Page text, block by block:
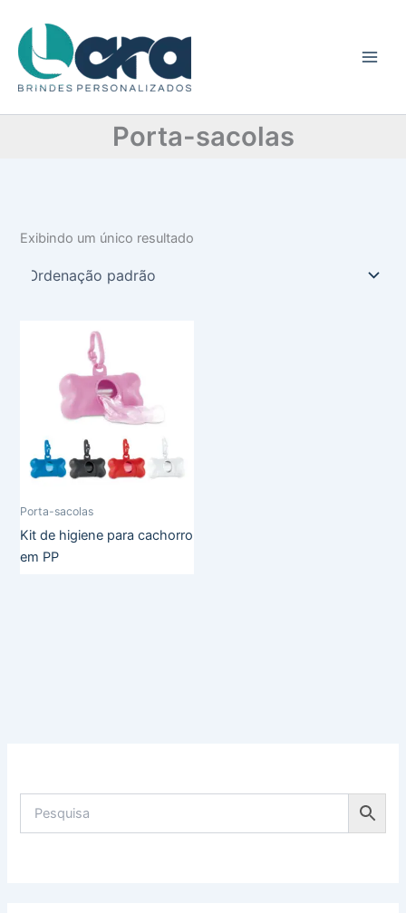
para
conteúdo
Porta-sacolas
t
e
r
Exibindo um único resultado
Porta-sacolas
Kit de higiene para cachorro
em PP